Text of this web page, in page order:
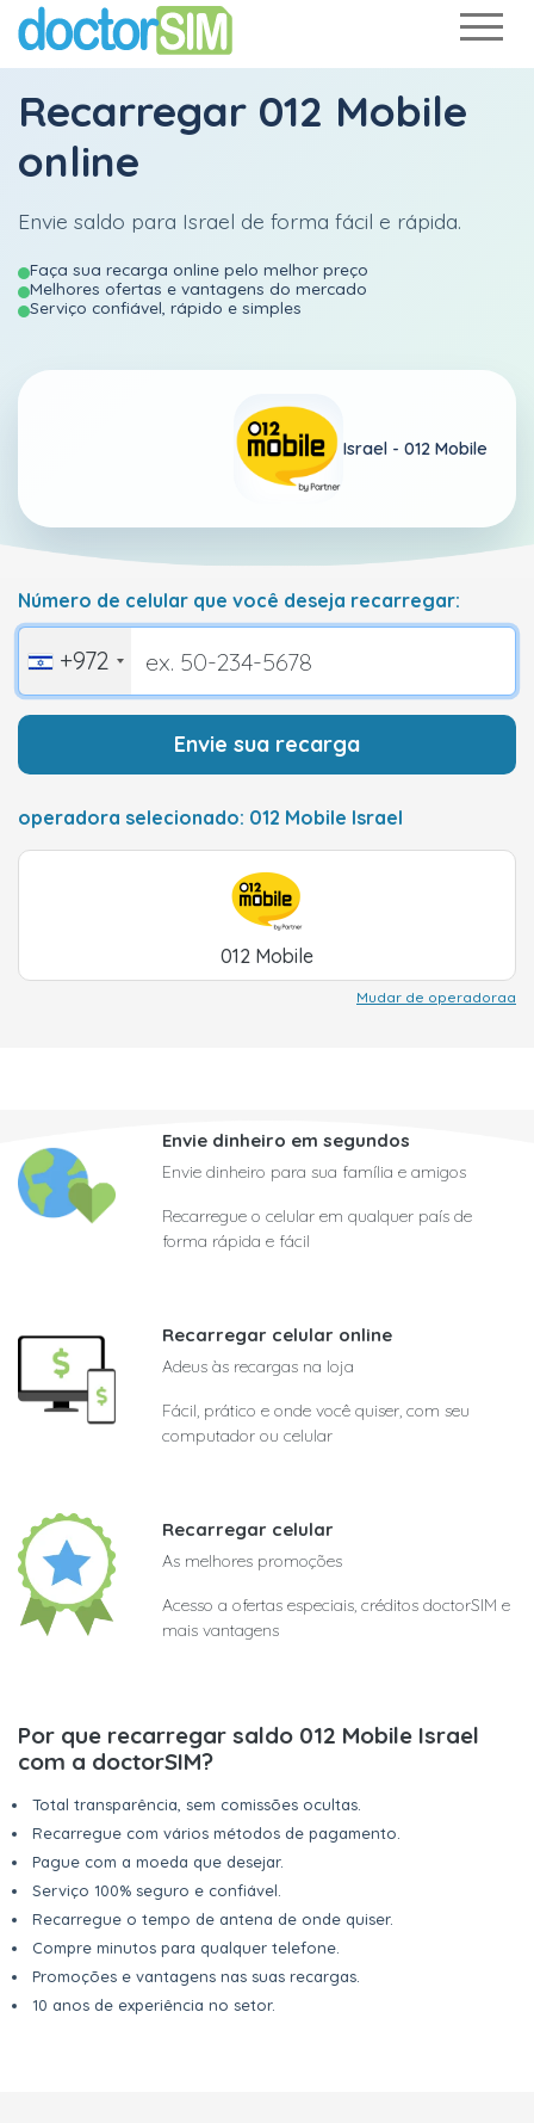
Recarregar 012 Mobile
online
Envie saldo para Israel de forma fácil e rápida.
Faça sua recarga online pelo melhor preço
Melhores ofertas e vantagens do mercado
Serviço confiável, rápido e simples
Israel - 012 Mobile
Número de celular que você deseja recarregar:
+972
Envie sua recarga
operadora selecionado: 012 Mobile Israel
012 Mobile
Mudar de operadoraa
Envie dinheiro em segundos
Envie dinheiro para sua família e amigos
Recarregue o celular em qualquer país de
forma rápida e fácil
Recarregar celular online
Adeus às recargas na loja
Fácil, prático e onde você quiser, com seu
computador ou celular
Recarregar celular
As melhores promoções
Acesso a ofertas especiais, créditos doctorSIM e
mais vantagens
Por que recarregar saldo 012 Mobile Israel
com a doctorSIM?
Total transparência, sem comissões ocultas.
Recarregue com vários métodos de pagamento.
Pague com a moeda que desejar.
Serviço 100% seguro e confiável.
Recarregue o tempo de antena de onde quiser.
Compre minutos para qualquer telefone.
Promoções e vantagens nas suas recargas.
10 anos de experiência no setor.